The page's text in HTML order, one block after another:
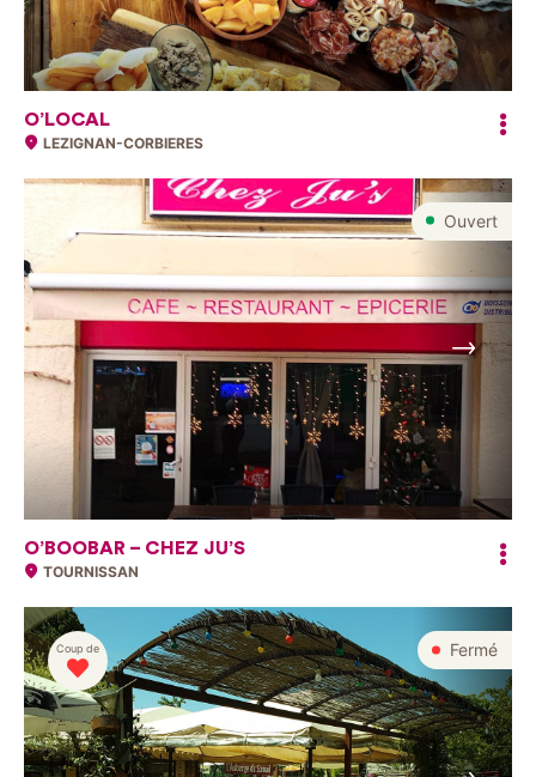
O’LOCAL
LEZIGNAN-CORBIERES
Ouvert
Suivant
O’BOOBAR – CHEZ JU’S
TOURNISSAN
Fermé
Coup de